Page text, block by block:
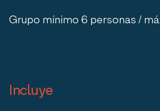
Grupo mínimo 6 personas /
Incluye